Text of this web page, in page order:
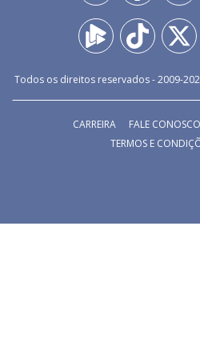
Todos os direitos reservados - 2009-
CARREIRA FALE CONOSCO
TERMOS E